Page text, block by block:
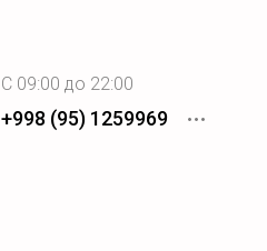
C 09:00 до 22:00
+998 (95) 1259969